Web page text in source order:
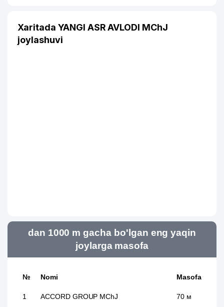
Xaritada YANGI ASR AVLODI MChJ
joylashuvi
dan 1000 m gacha bo'lgan eng yaqin
joylarga masofa
№ Nomi Masofa
1 ACCORD GROUP MChJ 70 м